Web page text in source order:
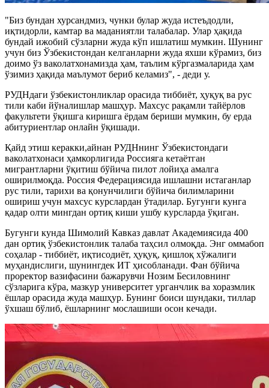
"Биз бундан хурсандмиз, чунки булар жуда истеъдодли,
иқтидорли, камтар ва маданиятли талабалар. Улар ҳақида
бундай ижобий сўзларни жуда кўп ишлатиш мумкин. Шунинг
учун биз Ўзбекистондан келганларни жуда яхши кўрамиз, биз
доимо ўз ваколатхонамизда ҳам, таълим кўргазмаларида ҳам
ўзимиз ҳақида маълумот бериб келамиз", - деди у.
РУДНдаги ўзбекистонликлар орасида тиббиёт, ҳуқуқ ва рус
тили каби йўналишлар машҳур. Махсус рақамли тайёрлов
факультети ўқишга киришга ёрдам бериши мумкин, бу ерда
абитуриентлар онлайн ўқишади.
Қайд этиш керакки,айнан РУДНнинг Ўзбекистондаги
ваколатхонаси ҳамкорлигида Россияга кетаётган
мигрантларни ўқитиш бўйича пилот лойиҳа амалга
оширилмоқда. Россия Федерациясида ишлашни истаганлар
рус тили, тарихи ва қонунчилиги бўйича билимларини
ошириш учун махсус курслардан ўтадилар. Бугунги кунга
қадар олти мингдан ортиқ киши ушбу курсларда ўқиган.
Бугунги кунда Шимолий Кавказ давлат Академиясида 400
дан ортиқ ўзбекистонлик талаба таҳсил олмоқда. Энг оммабоп
соҳалар - тиббиёт, иқтисодиёт, ҳуқуқ, қишлоқ хўжалиги
муҳандислиги, шунингдек ИТ ҳисобланади. Фан бўйича
проректор вазифасини бажарувчи Нозим Бесиловнинг
сўзларига кўра, мазкур университет урганчлик ва хоразмлик
ёшлар орасида жуда машҳур. Бунинг боиси шундаки, тиллар
ўхшаш бўлиб, ёшларнинг мослашиши осон кечади.